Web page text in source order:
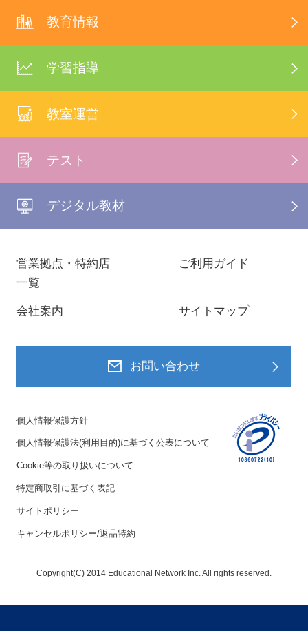
教育情報
学習指導
教室運営
テスト
デジタル教材
営業拠点・特約店
一覧
ご利用ガイド
会社案内 サイトマップ
お問い合わせ
個人情報保護方針
個人情報保護法(利用目的)に基づく公表について
Cookie等の取り扱いについて
特定商取引に基づく表記
サイトポリシー
キャンセルポリシー/返品特約
Copyright(C) 2014 Educational Network Inc. All rights reserved.